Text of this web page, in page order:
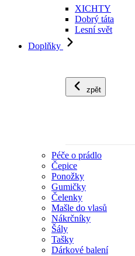
XICHTY
Dobrý táta
Lesní svět
Doplňky
zpět
Péče o prádlo
Čepice
Ponožky
Gumičky
Čelenky
Mašle do vlasů
Nákrčníky
Šály
Tašky
Dárkové balení